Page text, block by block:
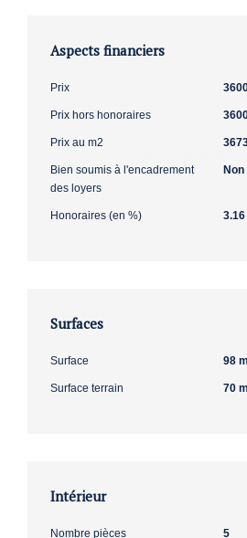
Aspects financiers
Prix
Prix hors honoraires
Prix au m2
Bien soumis à l'encadrement
des loyers
Non
Honoraires (en %) 3.16
Surfaces
Surface 98
Surface terrain 70
Intérieur
Nombre pièces 5